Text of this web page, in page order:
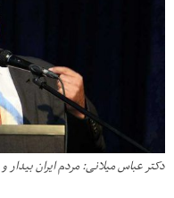
دکتر عباس میلانی: مردم ایران بیدار